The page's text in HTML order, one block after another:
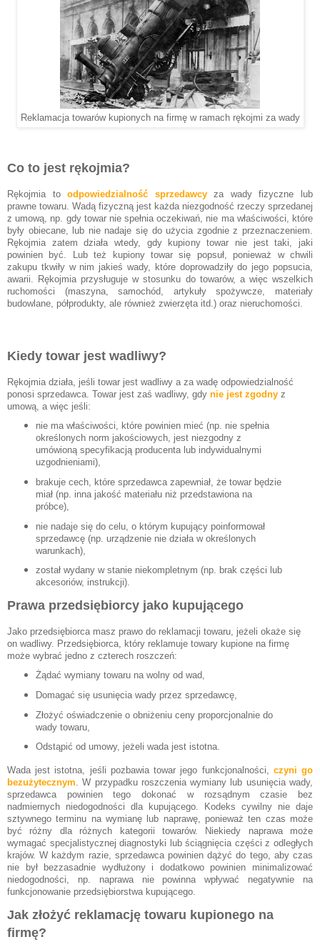
Reklamacja towarów kupionych na firmę w ramach rękojmi za wady
Co to jest rękojmia?
Rękojmia toodpowiedzialność sprzedawcyza wady fizyczne lub
prawne towaru. Wadą fizyczną jest każda niezgodność rzeczy sprzedanej
z umową, np. gdy towar nie spełnia oczekiwań, nie ma właściwości, które
były obiecane, lub nie nadaje się do użycia zgodnie z przeznaczeniem.
Rękojmia zatem działa wtedy, gdy kupiony towar nie jest taki, jaki
powinien być. Lub też kupiony towar się popsuł, ponieważ w chwili
zakupu tkwiły w nim jakieś wady, które doprowadziły do jego popsucia,
awarii. Rękojmia przysługuje w stosunku do towarów, a więc wszelkich
ruchomości (maszyna, samochód, artykuły spożywcze, materiały
budowlane, półprodukty, ale również zwierzęta itd.) oraz nieruchomości.
Kiedy towar jest wadliwy?
Rękojmia działa, jeśli towar jest wadliwy a za wadę odpowiedzialność
ponosi sprzedawca. Towar jest zaś wadliwy, gdy nie jest zgodny z
umową, a więc jeśli:
nie ma właściwości, które powinien mieć (np. nie spełnia
określonych norm jakościowych, jest niezgodny z
umówioną specyfikacją producenta lub indywidualnymi
uzgodnieniami),
brakuje cech, które sprzedawca zapewniał, że towar będzie
miał (np. inna jakość materiału niż przedstawiona na
próbce),
nie nadaje się do celu, o którym kupujący poinformował
sprzedawcę (np. urządzenie nie działa w określonych
warunkach),
został wydany w stanie niekompletnym (np. brak części lub
akcesoriów, instrukcji).
Prawa przedsiębiorcy jako kupującego
Jako przedsiębiorca masz prawo do reklamacji towaru, jeżeli okaże się
on wadliwy. Przedsiębiorca, który reklamuje towary kupione na firmę
może wybrać jedno z czterech roszczeń:
Żądać wymiany towaru na wolny od wad,
Domagać się usunięcia wady przez sprzedawcę,
Złożyć oświadczenie o obniżeniu ceny proporcjonalnie do
wady towaru,
Odstąpić od umowy, jeżeli wada jest istotna.
Wada jest istotna, jeśli pozbawia towar jego funkcjonalności, czyni go
bezużytecznym. W przypadku roszczenia wymiany lub usunięcia wady,
sprzedawca powinien tego dokonać w rozsądnym czasie bez
nadmiernych niedogodności dla kupującego. Kodeks cywilny nie daje
sztywnego terminu na wymianę lub naprawę, ponieważ ten czas może
być różny dla różnych kategorii towarów. Niekiedy naprawa może
wymagać specjalistycznej diagnostyki lub ściągnięcia części z odległych
krajów. W każdym razie, sprzedawca powinien dążyć do tego, aby czas
nie był bezzasadnie wydłużony i dodatkowo powinien minimalizować
niedogodności, np. naprawa nie powinna wpływać negatywnie na
funkcjonowanie przedsiębiorstwa kupującego.
Jak złożyć reklamację towaru kupionego na
firmę?